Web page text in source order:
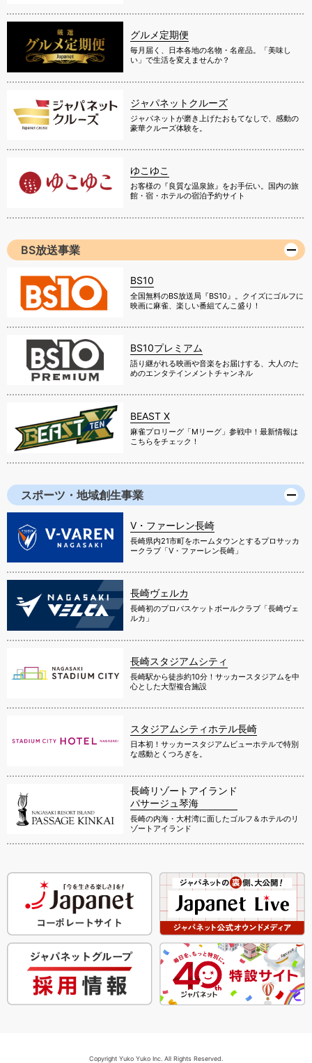
グルメ定期便
毎月届く、日本各地の名物・名産品。「美味し
い」で生活を変えませんか？
ジャパネットクルーズ
ジャパネットが磨き上げたおもてなしで、感動の
豪華クルーズ体験を。
ゆこゆこ
お客様の『良質な温泉旅』をお手伝い。国内の旅
館・宿・ホテルの宿泊予約サイト
BS放送事業
BS10
全国無料のBS放送局『BS10』。クイズにゴルフに
映画に麻雀、楽しい番組てんこ盛り！
BS10プレミアム
語り継がれる映画や音楽をお届けする、大人のた
めのエンタテインメントチャンネル
BEAST X
麻雀プロリーグ「Mリーグ」参戦中！最新情報は
こちらをチェック！
スポーツ・地域創生事業
V・ファーレン長崎
長崎県内21市町をホームタウンとするプロサッカ
ークラブ「V・ファーレン長崎」
長崎ヴェルカ
長崎初のプロバスケットボールクラブ「長崎ヴェ
ルカ」
長崎スタジアムシティ
長崎駅から徒歩約10分！サッカースタジアムを中
心とした大型複合施設
スタジアムシティホテル長崎
日本初！サッカースタジアムビューホテルで特別
な感動とくつろぎを。
長崎リゾートアイランド
パサージュ琴海
長崎の内海・大村湾に面したゴルフ＆ホテルのリ
ゾートアイランド
Copyright Yuko Yuko Inc. All Rights Reserved.